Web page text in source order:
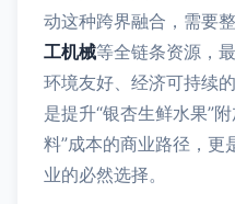
动这种跨界融合，需要
工机械等全链条资源，
环境友好、经济可持续
是提升“银杏生鲜水果”
料”成本的商业路径，更
业的必然选择。